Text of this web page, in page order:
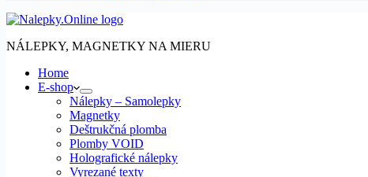
NÁLEPKY, MAGNETKY NA MIERU
Home
E-shop
Nálepky – Samolepky
Magnetky
Deštrukčná plomba
Plomby VOID
Holografické nálepky
Vyrezané texty